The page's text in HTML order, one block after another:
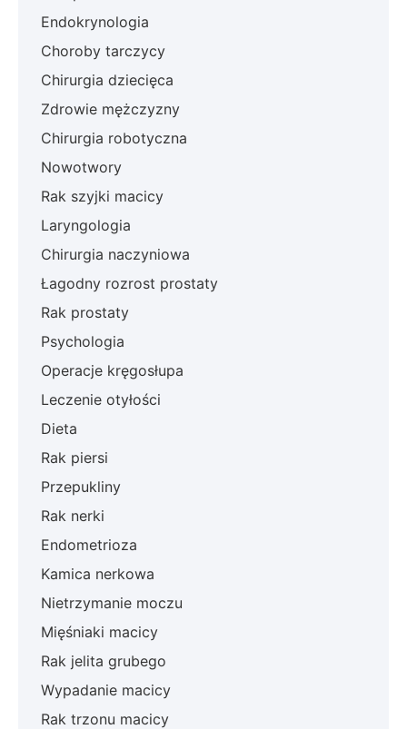
Endokrynologia
Choroby tarczycy
Chirurgia dziecięca
Zdrowie mężczyzny
Chirurgia robotyczna
Nowotwory
Rak szyjki macicy
Laryngologia
Chirurgia naczyniowa
Łagodny rozrost prostaty
Rak prostaty
Psychologia
Operacje kręgosłupa
Leczenie otyłości
Dieta
Rak piersi
Przepukliny
Rak nerki
Endometrioza
Kamica nerkowa
Nietrzymanie moczu
Mięśniaki macicy
Rak jelita grubego
Wypadanie macicy
Rak trzonu macicy